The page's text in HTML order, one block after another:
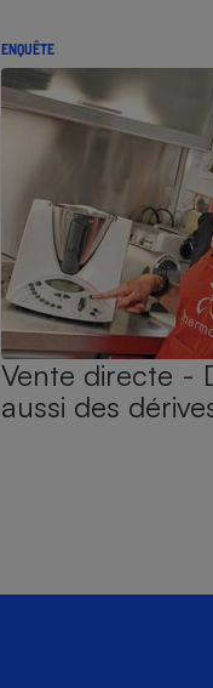
ENQUÊTE
Vente directe -
aussi des